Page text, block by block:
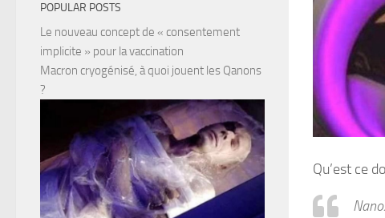
Qu’est ce
POPULAR POSTS
Le nouveau concept de « consentement
implicite » pour la vaccination
Macron cryogénisé, à quoi jouent les Qanons
?